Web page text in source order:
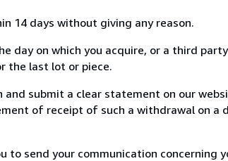
14 days without giving any reason.
day on which you acquire, or a third
the last lot or piece.
submit a clear statement on our
of receipt of such a withdrawal on a
send your communication concerning